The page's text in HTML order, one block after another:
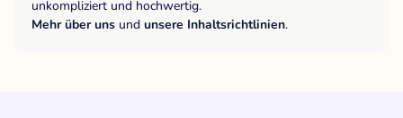
unkompliziert und hochwertig.
Mehr über uns und unsere Inhaltsrichtlinien.